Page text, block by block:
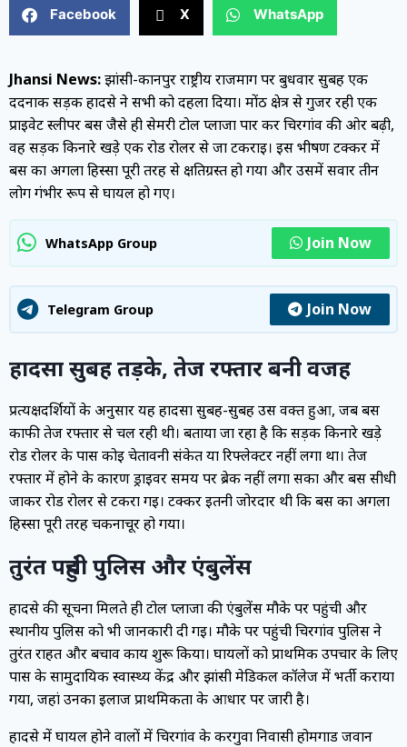
Facebook X WhatsApp
Jhansi News:झांसी-कानपुर राष्ट्रीय राजमार्ग पर बुधवार सुबह एक
दर्दनाक सड़क हादसे ने सभी को दहला दिया। मोंठ क्षेत्र से गुजर रही एक
प्राइवेट स्लीपर बस जैसे ही सेमरी टोल प्लाजा पार कर चिरगांव की ओर बढ़ी,
वह सड़क किनारे खड़े एक रोड रोलर से जा टकराई। इस भीषण टक्कर में
बस का अगला हिस्सा पूरी तरह से क्षतिग्रस्त हो गया और उसमें सवार तीन
लोग गंभीर रूप से घायल हो गए।
WhatsApp Group Join Now
Telegram Group Join Now
हादसा सुबह तड़के, तेज रफ्तार बनी वजह
प्रत्यक्षदर्शियों के अनुसार यह हादसा सुबह-सुबह उस वक्त हुआ, जब बस
काफी तेज रफ्तार से चल रही थी। बताया जा रहा है कि सड़क किनारे खड़े
रोड रोलर के पास कोई चेतावनी संकेत या रिफ्लेक्टर नहीं लगा था। तेज
रफ्तार में होने के कारण ड्राइवर समय पर ब्रेक नहीं लगा सका और बस सीधी
जाकर रोड रोलर से टकरा गई। टक्कर इतनी जोरदार थी कि बस का अगला
हिस्सा पूरी तरह चकनाचूर हो गया।
तुरंत पहुंची पुलिस और एंबुलेंस
हादसे की सूचना मिलते ही टोल प्लाजा की एंबुलेंस मौके पर पहुंची और
स्थानीय पुलिस को भी जानकारी दी गई। मौके पर पहुंची चिरगांव पुलिस ने
तुरंत राहत और बचाव कार्य शुरू किया। घायलों को प्राथमिक उपचार के लिए
पास के सामुदायिक स्वास्थ्य केंद्र और झांसी मेडिकल कॉलेज में भर्ती कराया
गया, जहां उनका इलाज प्राथमिकता के आधार पर जारी है।
हादसे में घायल होने वालों में चिरगांव के करगुवा निवासी होमगार्ड जवान